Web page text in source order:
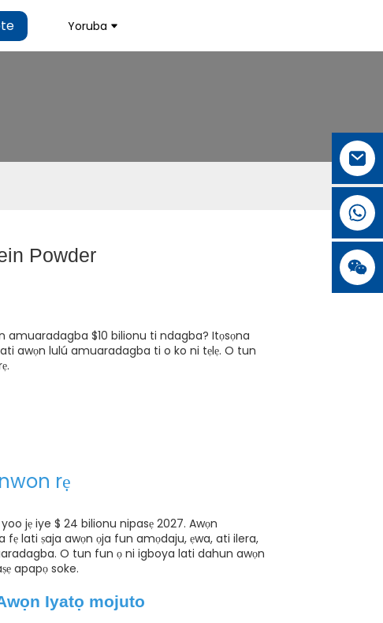
Yoruba
Powder
amuaradagba $10 bilionu ti ndagba? Itọsọna
awọn lulú amuaradagba ti o ko ni tẹlẹ. O tun
rẹ
jẹ iye $ 24 bilionu nipasẹ 2027. Awọn
lati ṣaja awọn ọja fun amọdaju, ẹwa, ati ilera,
O tun fun ọ ni igboya lati dahun awọn
apapọ soke.
Iyatọ mojuto